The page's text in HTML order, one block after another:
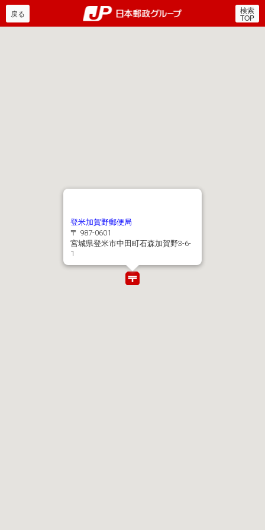
郵便局・日本郵政グルー
戻る 検索
TOP
登米加賀野郵便局
〒 987-0601
宮城県登米市中田町石森加賀野3-6-
1